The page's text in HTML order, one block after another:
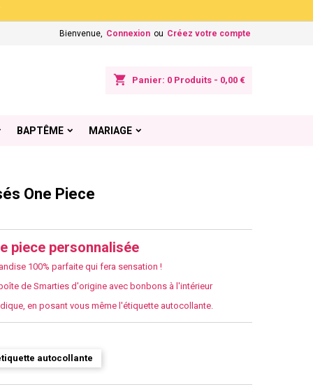
Bienvenue, Connexion ou Créez votre compte
shopping_cart Panier: 0 Produits - 0,00 €
BAPTÊME MARIAGE
One Piece
piece personnalisée
100% parfaite qui fera sensation !
de Smarties d'origine avec bonbons à l'intérieur
en posant vous même l'étiquette autocollante.
autocollante